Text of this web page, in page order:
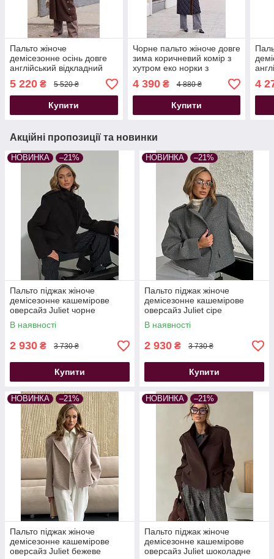
Пальто жіноче
демісезонне осінь довге
англійський відкладний
комір шоколадне
5 220 ₴ 5 520 ₴
Купити
Чорне пальто жіноче довге
зима коричневий комір з
хутром еко норки з
капюшоном
4 390₴ 4 880 ₴
Купити
4
Акційні пропозиції та новинки
НОВИНКА –21%
Пальто піджак жіноче
демісезонне кашемірове
оверсайз Juliet чорне
В наявності
2 930 ₴ 3 730 ₴
Купити
НОВИНКА –21%
Пальто піджак жіноче
демісезонне кашемірове
оверсайз Juliet сіре
В наявності
2 930 ₴ 3 730 ₴
Купити
НОВИНКА –21%
Пальто піджак жіноче
демісезонне кашемірове
оверсайз Juliet бежеве
НОВИНКА –21%
Пальто піджак жіноче
демісезонне кашемірове
оверсайз Juliet шоколадне